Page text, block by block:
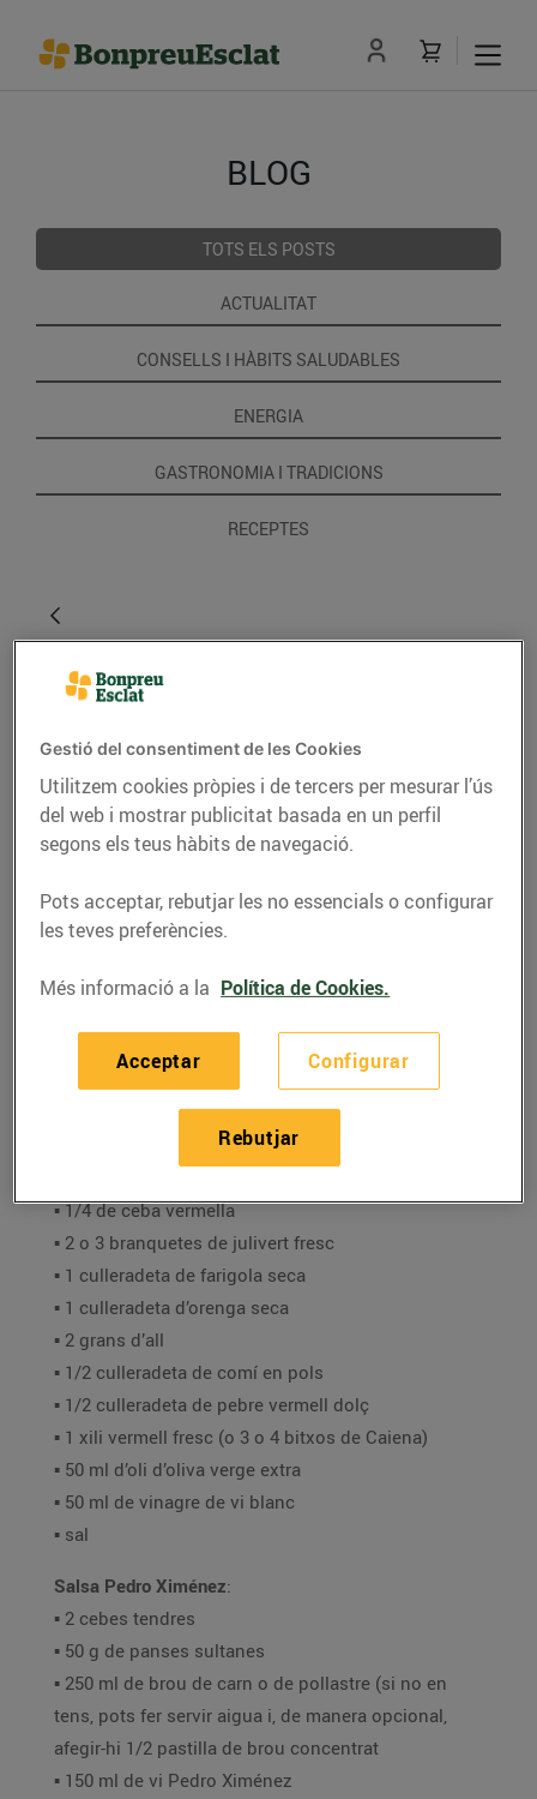
BLOG
TOTS ELS POSTS
ACTUALITAT
CONSELLS I HÀBITS SALUDABLES
ENERGIA
GASTRONOMIA I TRADICIONS
RECEPTES
Les millors salses per a
la teva graellada
Et proposem quatre salses delicioses que seran el
complement ideal per a la teva graellada!
▪️ 1/4 de ceba vermella
▪️ 2 o 3 branquetes de julivert fresc
▪️ 1 culleradeta de farigola seca
▪️ 1 culleradeta d’orenga seca
▪️ 2 grans d’all
▪️ 1/2 culleradeta de comí en pols
▪️ 1/2 culleradeta de pebre vermell dolç
▪️ 1 xili vermell fresc (o 3 o 4 bitxos de Caiena)
▪️ 50 ml d’oli d’oliva verge extra
▪️ 50 ml de vinagre de vi blanc
▪️ sal
Salsa Pedro Ximénez:
▪️ 2 cebes tendres
▪️ 50 g de panses sultanes
▪️ 250 ml de brou de carn o de pollastre (si no en
tens, pots fer servir aigua i, de manera opcional,
afegir-hi 1/2 pastilla de brou concentrat
▪️ 150 ml de vi Pedro Ximénez
Gestió del consentiment de les Cookies
Utilitzem cookies pròpies i de tercers per mesurar l’ús
del web i mostrar publicitat basada en un perfil
segons els teus hàbits de navegació.
Pots acceptar, rebutjar les no essencials o configurar
les teves preferències.
Més informació a la Política de Cookies.
Configurar
Rebutjar
Acceptar